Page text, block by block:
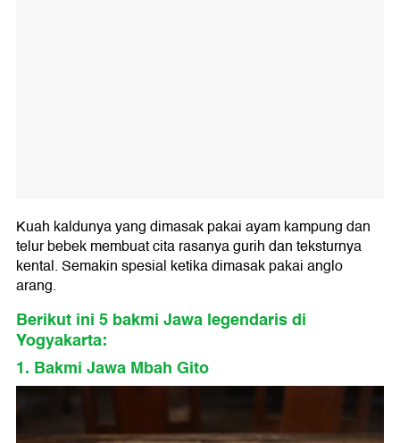
Kuah kaldunya yang dimasak pakai ayam kampung dan
telur bebek membuat cita rasanya gurih dan teksturnya
kental. Semakin spesial ketika dimasak pakai anglo
arang.
Berikut ini 5 bakmi Jawa legendaris di
Yogyakarta:
1. Bakmi Jawa Mbah Gito